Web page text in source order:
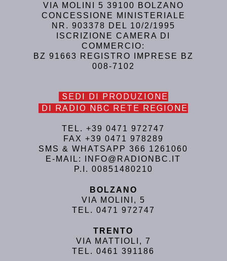
VIA MOLINI 5 39100 BOLZANO
CONCESSIONE MINISTERIALE
NR. 903378 DEL 10/2/1995
ISCRIZIONE CAMERA DI
COMMERCIO:
BZ 91663 REGISTRO IMPRESE BZ
008-7102
SEDI DI PRODUZIONE
DI RADIO NBC RETE REGIONE
TEL. +39 0471 972747
FAX +39 0471 978289
SMS & WHATSAPP 366 1261060
E-MAIL: INFO@RADIONBC.IT
P.I. 00851480210
BOLZANO
VIA MOLINI, 5
TEL. 0471 972747
TRENTO
VIA MATTIOLI, 7
TEL. 0461 391186